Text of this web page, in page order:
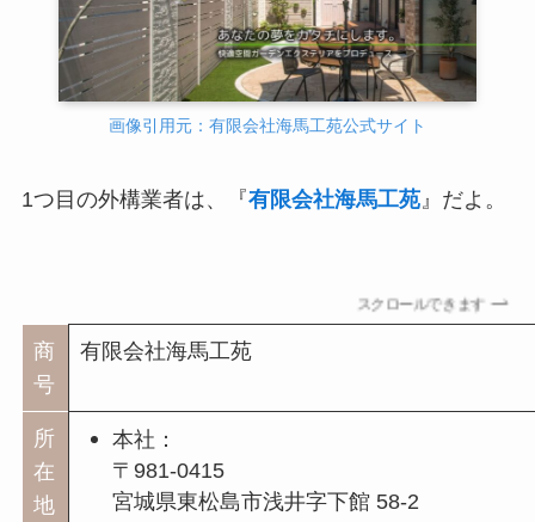
画像引用元：有限会社海馬工苑公式サイト
1つ目の外構業者は、『有限会社海馬工苑』だよ。
スクロールできます
商
号
有限会社海馬工苑
所
在
地
本社：
〒981-0415
宮城県東松島市浅井字下館 58-2